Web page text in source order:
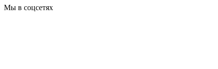
Мы в соцсетях